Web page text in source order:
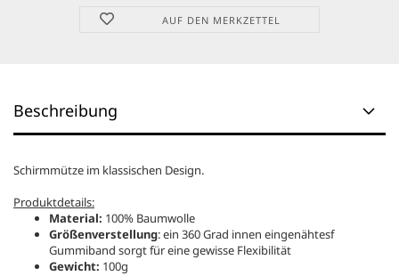
AUF DEN MERKZETTEL
Beschreibung
Schirmmütze im klassischen Design.
Produktdetails:
Material: 100% Baumwolle
Größenverstellung: ein 360 Grad innen eingenähtesf
Gummiband sorgt für eine gewisse Flexibilität
Gewicht: 100g